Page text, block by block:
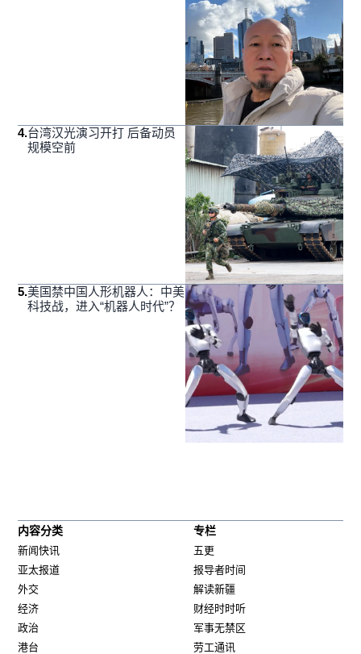
4.台湾汉光演习开打 后备动员
规模空前
5.美国禁中国人形机器人：中美
科技战，进入“机器人时代”？
内容分类
新闻快讯
亚太报道
外交
经济
政治
港台
专栏
五更
报导者时间
解读新疆
财经时时听
军事无禁区
劳工通讯